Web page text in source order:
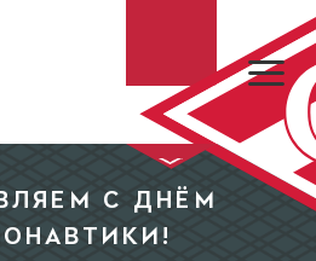
«СПАРТАК»С ДНЁМ